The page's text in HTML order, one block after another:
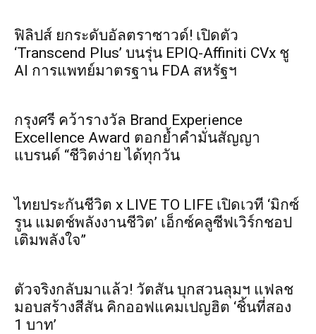
ฟิลิปส์ ยกระดับอัลตราซาวด์! เปิดตัว
‘Transcend Plus’ บนรุ่น EPIQ-Affiniti CVx ชู
AI การแพทย์มาตรฐาน FDA สหรัฐฯ
กรุงศรี คว้ารางวัล Brand Experience
Excellence Award ตอกย้ำคำมั่นสัญญา
แบรนด์ “ชีวิตง่าย ได้ทุกวัน
ไทยประกันชีวิต x LIVE TO LIFE เปิดเวที ‘มิกซ์
รูน แมตช์พลังงานชีวิต’ เอ็กซ์คลูซีฟเวิร์กชอป
เติมพลังใจ”
ตัวจริงกลับมาแล้ว! วัตสัน บุกสวนลุมฯ แฟลช
มอบสร้างสีสัน คิกออฟแคมเปญฮิต ‘ชิ้นที่สอง
1 บาท’